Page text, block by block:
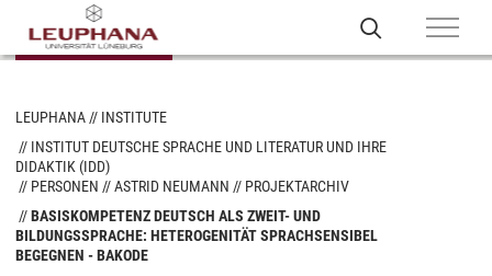
LEUPHANA
INSTITUTE
INSTITUT DEUTSCHE SPRACHE UND LITERATUR UND IHRE
DIDAKTIK (IDD)
PERSONEN
ASTRID NEUMANN
PROJEKTARCHIV
BASISKOMPETENZ DEUTSCH ALS ZWEIT- UND
BILDUNGSSPRACHE: HETEROGENITÄT SPRACHSENSIBEL
BEGEGNEN - BAKODE